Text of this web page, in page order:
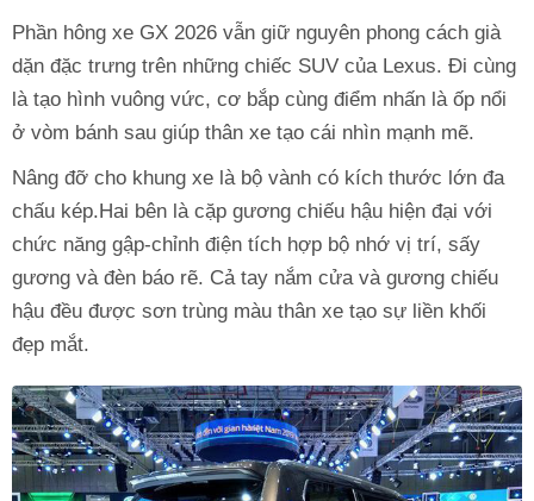
Phần hông xe GX 2026 vẫn giữ nguyên phong cách già
dặn đặc trưng trên những chiếc SUV của Lexus. Đi cùng
là tạo hình vuông vức, cơ bắp cùng điểm nhấn là ốp nổi
ở vòm bánh sau giúp thân xe tạo cái nhìn mạnh mẽ.
Nâng đỡ cho khung xe là bộ vành có kích thước lớn đa
chấu kép.Hai bên là cặp gương chiếu hậu hiện đại với
chức năng gập-chỉnh điện tích hợp bộ nhớ vị trí, sấy
gương và đèn báo rẽ. Cả tay nắm cửa và gương chiếu
hậu đều được sơn trùng màu thân xe tạo sự liền khối
đẹp mắt.